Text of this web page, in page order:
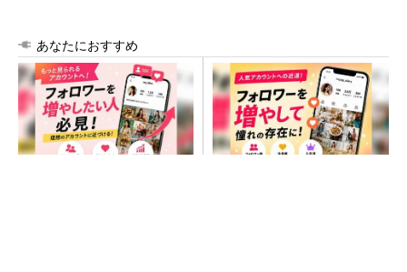
あなたにおすすめ